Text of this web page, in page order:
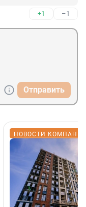
+1 –1
Отправить
НОВОСТИ